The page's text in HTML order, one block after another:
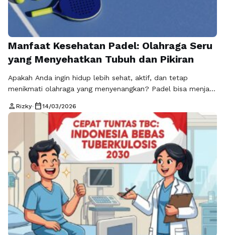
Manfaat Kesehatan Padel: Olahraga Seru
yang Menyehatkan Tubuh dan Pikiran
Apakah Anda ingin hidup lebih sehat, aktif, dan tetap
menikmati olahraga yang menyenangkan? Padel bisa menjadi
hanya seru dimainkan, tetapi juga memiliki manfaat
kesehatan padel yang luar biasa. Dari meningkatkan
kebugaran jantung, membakar kalori, memperkuat otot,
hingga menjaga kesehatan mental, padel menghadirkan
kombinasi sempurna antara kesenangan …Baca
Selengkapnya
person Rizky• calendar_today14/03/2026